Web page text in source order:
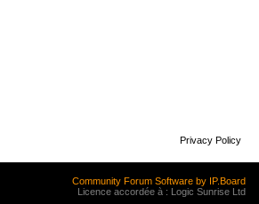
Privacy Policy
Community Forum Software by IP.Board
Licence accordée à : Logic Sunrise Ltd